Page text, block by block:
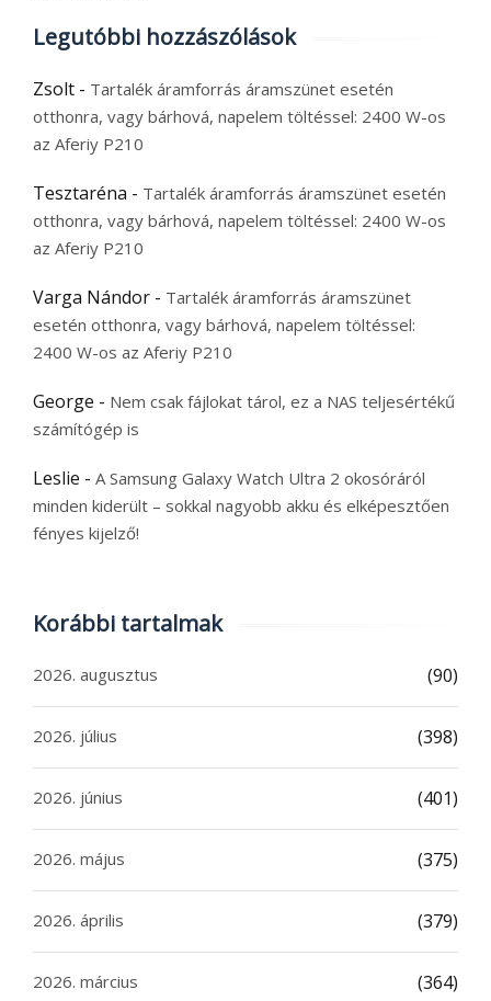
Legutóbbi hozzászólások
Zsolt - Tartalék áramforrás áramszünet esetén
otthonra, vagy bárhová, napelem töltéssel: 2400 W-os
az Aferiy P210
Tesztaréna - Tartalék áramforrás áramszünet esetén
otthonra, vagy bárhová, napelem töltéssel: 2400 W-os
az Aferiy P210
Varga Nándor - Tartalék áramforrás áramszünet
esetén otthonra, vagy bárhová, napelem töltéssel:
2400 W-os az Aferiy P210
George - Nem csak fájlokat tárol, ez a NAS teljesértékű
számítógép is
Leslie - A Samsung Galaxy Watch Ultra 2 okosóráról
minden kiderült – sokkal nagyobb akku és elképesztően
fényes kijelző!
Korábbi tartalmak
2026. augusztus (90)
2026. július (398)
2026. június (401)
2026. május (375)
2026. április (379)
2026. március (364)